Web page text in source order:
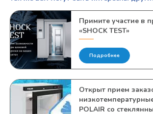
Примите участие в
«SHOCK TEST»
Подробнее
Открыт прием
POLAIR со